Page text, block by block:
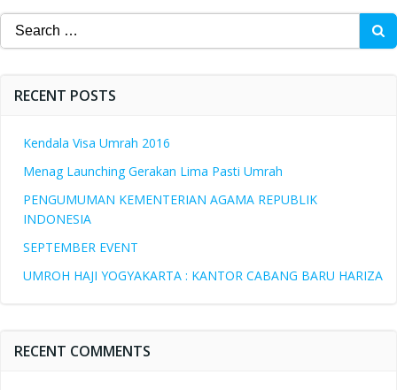
Search
for:
RECENT POSTS
Kendala Visa Umrah 2016
Menag Launching Gerakan Lima Pasti Umrah
PENGUMUMAN KEMENTERIAN AGAMA REPUBLIK
INDONESIA
SEPTEMBER EVENT
UMROH HAJI YOGYAKARTA : KANTOR CABANG BARU HARIZA
RECENT COMMENTS